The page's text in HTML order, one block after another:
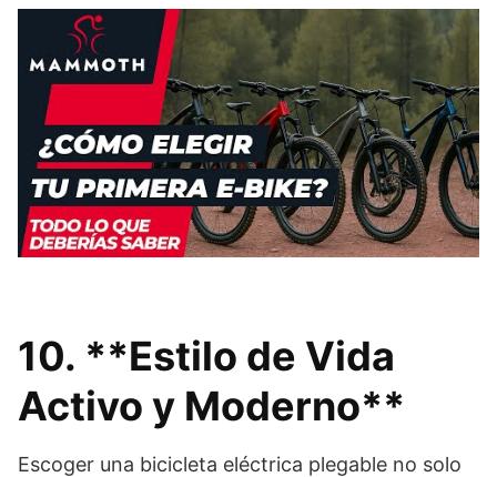
10. **Estilo de Vida
Activo y Moderno**
Escoger una bicicleta eléctrica plegable no solo